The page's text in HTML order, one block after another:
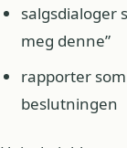
salgsdialoger
meg denne”
rapporter
beslutningen